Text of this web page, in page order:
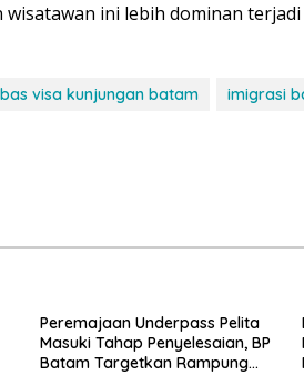
ini lebih dominan
visa kunjungan batam imigrasi
Peremajaan Underpass Pelita
Masuki Tahap Penyelesaian, BP
Batam Targetkan Rampung